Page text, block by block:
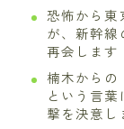
恐怖から
が、新幹線
再会します
楠木からの
という言
撃を決意し